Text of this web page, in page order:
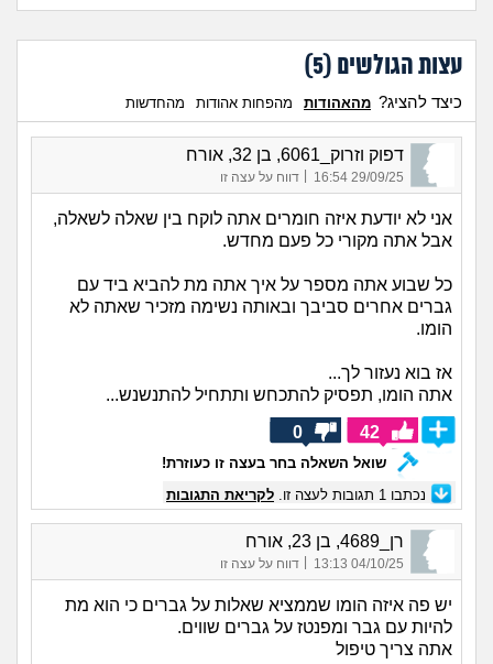
עצות הגולשים (5
)
כיצד להציג? מהאהודות מהפחות אהודות מהחדשות
דפוק וזרוק_6061, בן 32, אורח
29/09/25 16:54 דווח על עצה זו
אני לא יודעת איזה חומרים אתה לוקח בין שאלה לשאלה,
אבל אתה מקורי כל פעם מחדש.
כל שבוע אתה מספר על איך אתה מת להביא ביד עם
גברים אחרים סביבך ובאותה נשימה מזכיר שאתה לא
הומו.
אז בוא נעזור לך...
אתה הומו, תפסיק להתכחש ותתחיל להתנשנש...
42
0
שואל השאלה בחר בעצה זו כעוזרת!
נכתבו 1 תגובות לעצה זו. לקריאת התגובות
רן_4689, בן 23, אורח
04/10/25 13:13
| דווח על עצה זו
יש פה איזה הומו שממציא שאלות על גברים כי הוא מת
להיות עם גבר ומפנטז על גברים שווים.
אתה צריך טיפול